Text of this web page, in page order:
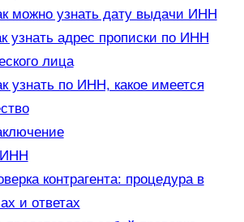
можно узнать дату выдачи ИНН
узнать адрес прописки по ИНН
лица
узнать по ИНН, какое имеется
контрагента: процедура в
и ответах